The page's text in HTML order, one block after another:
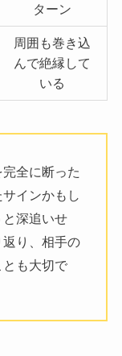
ターン
周囲も巻き込
んで絶縁して
いる
全に断った
インかもし
深追いせ
り、相手の
も大切で